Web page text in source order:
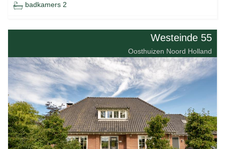
badkamers 2
Westeinde 55
Oosthuizen Noord Holland